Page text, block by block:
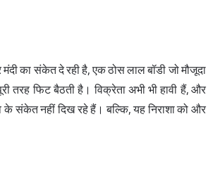
का संकेत दे रही है, एक ठोस लाल बॉडी जो मौजूदा
तरह फिट बैठती है। विक्रेता अभी भी हावी हैं, और
संकेत नहीं दिख रहे हैं। बल्कि, यह निराशा को और